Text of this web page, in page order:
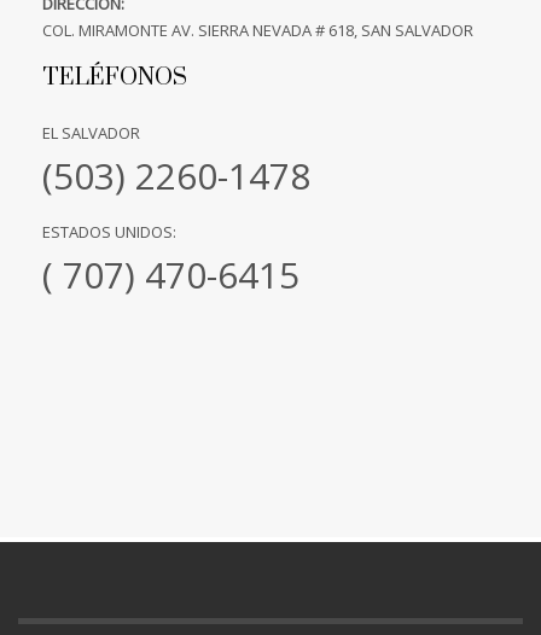
COL. MIRAMONTE AV. SIERRA NEVADA # 618, SAN SALVADOR
TELÉFONOS
EL SALVADOR
(503) 2260-1478
ESTADOS UNIDOS:
( 707) 470-6415